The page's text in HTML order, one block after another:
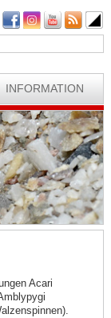
INFORMATION
Acari